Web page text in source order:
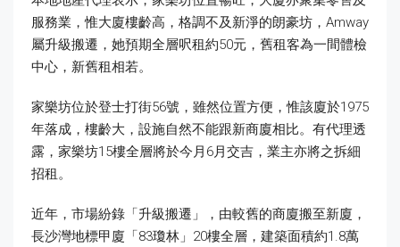
服務業，惟大廈樓齡高，格調不及新淨的朗豪坊，Amway
屬升級搬遷，她預期全層呎租約50元，舊租客為一間體檢
中心，新舊租相若。
家樂坊位於登士打街56號，雖然位置方便，惟該廈於1975
年落成，樓齡大，設施自然不能跟新商廈相比。有代理透
露，家樂坊15樓全層將於今月6月交吉，業主亦將之拆細
招租。
近年，市場紛錄「升級搬遷」，由較舊的商廈搬至新廈，
長沙灣地標甲廈「83瓊林」20樓全層，建築面積約1.8萬